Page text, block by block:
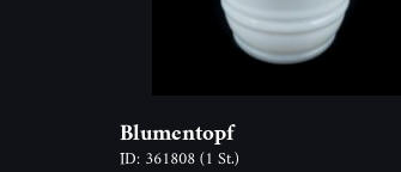
Blumentopf
ID: 361808(1 St.)